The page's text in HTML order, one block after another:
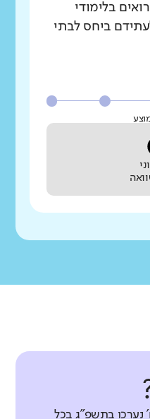
בלימודי
ביחס לבתי
נערכו בתשפ"ג בכל